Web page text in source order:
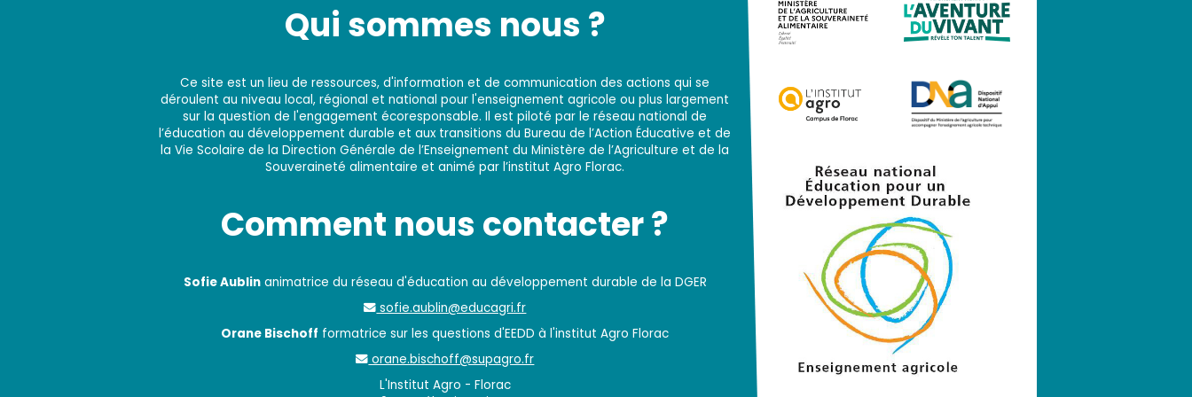
Qui sommes nous ?
Ce site est un lieu de ressources, d'information et de communication des actions qui se
déroulent au niveau local, régional et national pour l'enseignement agricole ou plus largement
sur la question de l'engagement écoresponsable. Il est piloté par le réseau national de
l’éducation au développement durable et aux transitions du Bureau de l’Action Éducative et de
la Vie Scolaire de la Direction Générale de l’Enseignement du Ministère de l’Agriculture et de la
Souveraineté alimentaire et animé par l’institut Agro Florac.
Comment nous contacter ?
Sofie Aublinanimatrice du réseau d'éducation au développement durable de la DGER
sofie.aublin@educagri.fr
Orane Bischoff formatrice sur les questions d'EEDD à l'institut Agro Florac
orane.bischoff@supagro.fr
L'Institut Agro - Florac